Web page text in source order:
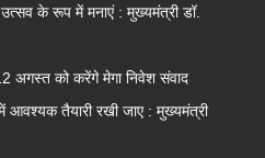
के रूप में मनाएं : मुख्यमंत्री डॉ.
अगस्त को करेंगे मेगा निवेश संवाद
आवश्यक तैयारी रखी जाए : मुख्यमंत्री